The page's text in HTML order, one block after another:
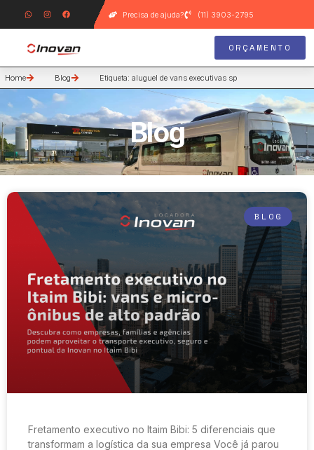
Precisa de ajuda? (11) 3903-2795
ORÇAMENTO
Home Blog Etiqueta: aluguel de vans executivas sp
Blog
BLOG
Fretamento executivo no Itaim Bibi: 5 diferenciais que
transformam a logística da sua empresa Você já parou